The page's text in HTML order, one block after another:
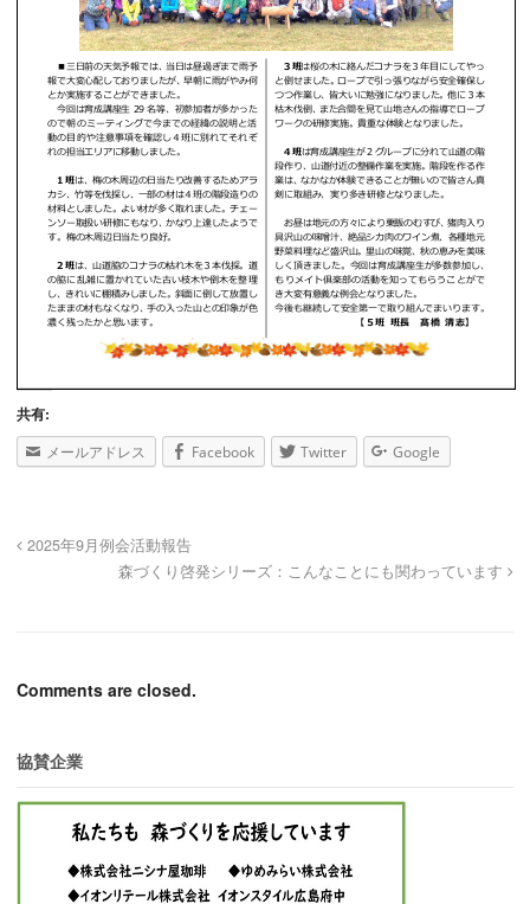
共有:
メールアドレス Facebook Twitter Google
2025年9月例会活動報告
森づくり啓発シリーズ：こんなことにも関わっています
Comments are closed.
協賛企業